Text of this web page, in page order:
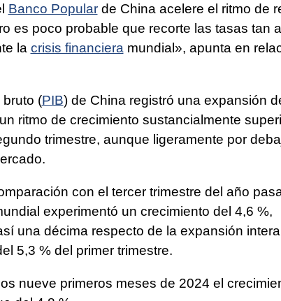
Banco Popularde China acelere el ritmo de
es poco probable que recorte las tasas tan
la crisis financiera mundial», apunta en
bruto (PIB) de China registró una expansión
ritmo de crecimiento sustancialmente
trimestre, aunque ligeramente por
con el tercer trimestre del año
experimentó un crecimiento del 4,6 %,
una décima respecto de la expansión
5,3 % del primer trimestre.
nueve primeros meses de 2024 el